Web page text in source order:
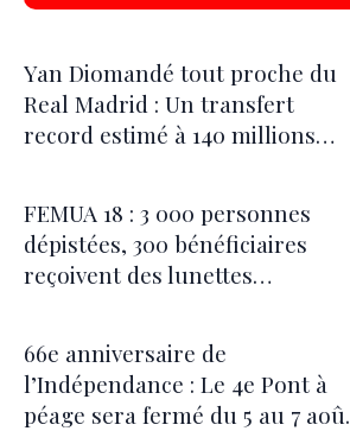
Yan Diomandé tout proche du
Real Madrid : Un transfert
record estimé à 140 millions
FEMUA 18 : 3 000 personnes
dépistées, 300 bénéficiaires
reçoivent des lunettes
66e anniversaire de
l’Indépendance : Le 4e Pont à
péage sera fermé du 5 au 7 août